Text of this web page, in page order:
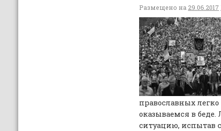
Размещено на 29.06.2017
православных
оказываемся в
ситуацию, испытав